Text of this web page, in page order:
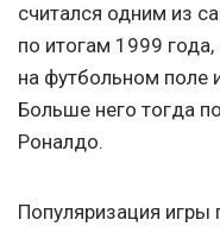
считался одним из
по итогам 1999
на футбольном поле
Больше него тогда
Роналдо.
Популяризация